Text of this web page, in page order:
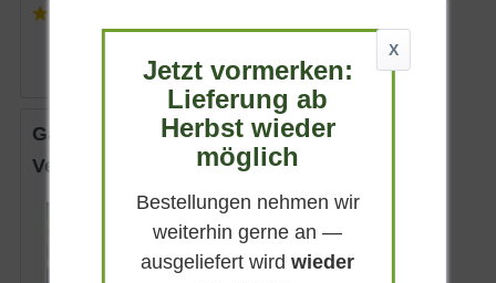
ab 5,25 € *
Garten-Ehrenpreis 'Kapitän'
Veronica teucrium 'Kapitän'
Enzianblau
X
Jetzt vormerken:
Lieferung ab
Herbst wieder
möglich
Bestellungen nehmen wir
weiterhin gerne an —
ausgeliefert wirdwieder